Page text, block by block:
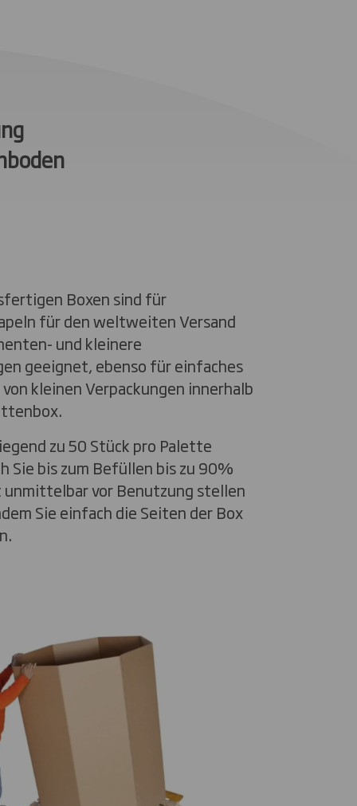
Boxen sind für
für den weltweiten Versand
und kleinere
geeignet, ebenso für einfaches
kleinen Verpackungen innerhalb
zu 50 Stück pro Palette
Sie bis zum Befüllen bis zu 90%
unmittelbar vor Benutzung stellen
Sie einfach die Seiten der Box